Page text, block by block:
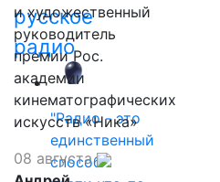
русское
радио
"Радио - это
единственный
способ
и художественный
руководитель
премии Рос.
академии
кинематографических
искусств «Ника»
08 августа